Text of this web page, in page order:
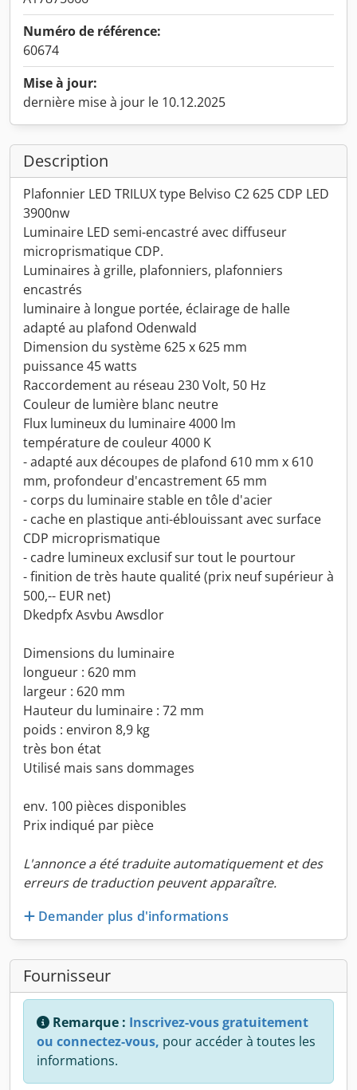
Numéro de référence:
60674
Mise à jour:
dernière mise à jour le 10.12.2025
Description
Plafonnier LED TRILUX type Belviso C2 625 CDP LED
3900nw
Luminaire LED semi-encastré avec diffuseur
microprismatique CDP.
Luminaires à grille, plafonniers, plafonniers
encastrés
luminaire à longue portée, éclairage de halle
adapté au plafond Odenwald
Dimension du système 625 x 625 mm
puissance 45 watts
Raccordement au réseau 230 Volt, 50 Hz
Couleur de lumière blanc neutre
Flux lumineux du luminaire 4000 lm
température de couleur 4000 K
- adapté aux découpes de plafond 610 mm x 610
mm, profondeur d'encastrement 65 mm
- corps du luminaire stable en tôle d'acier
- cache en plastique anti-éblouissant avec surface
CDP microprismatique
- cadre lumineux exclusif sur tout le pourtour
- finition de très haute qualité (prix neuf supérieur à
500,-- EUR net)
Dkedpfx Asvbu Awsdlor
Dimensions du luminaire
longueur : 620 mm
largeur : 620 mm
Hauteur du luminaire : 72 mm
poids : environ 8,9 kg
très bon état
Utilisé mais sans dommages
env. 100 pièces disponibles
Prix indiqué par pièce
L'annonce a été traduite automatiquement et des
erreurs de traduction peuvent apparaître.
Demander plus d'informations
Fournisseur
Remarque : Inscrivez-vous gratuitement
ou connectez-vous, pour accéder à toutes les
informations.